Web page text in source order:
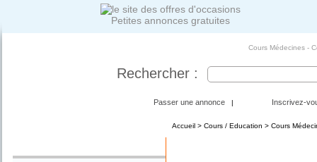
Petites annonces gratuites
Cours Médecines -
Rechercher :
Passer une annonce | Inscrivez-
Accueil> Cours / Education > Cours